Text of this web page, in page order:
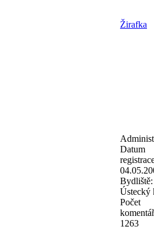
Žirafka
Datum
Bydliště:
Ústecký
Počet
1263